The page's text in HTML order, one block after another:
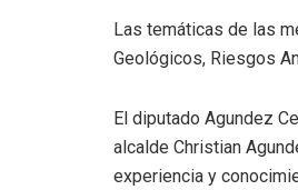
Las temáticas de las
Geológicos, Riesgos
El diputado Agundez
alcalde Christian
experiencia y